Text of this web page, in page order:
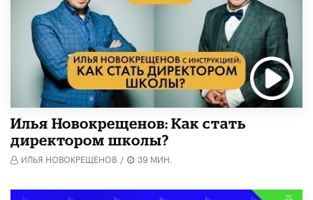
​Илья Новокрещенов: Как стать
директором школы?
ИЛЬЯ НОВОКРЕЩЕНОВ / 39 МИН.